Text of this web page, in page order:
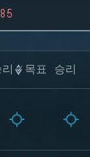
85
목표 승리